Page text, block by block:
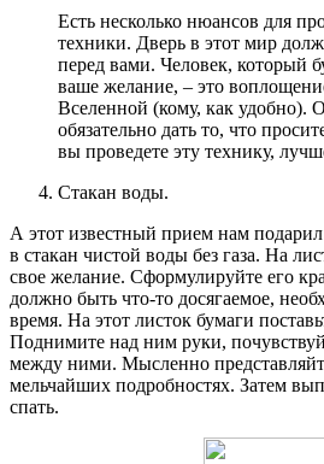
Есть несколько нюансов для
техники. Дверь в этот мир
перед вами. Человек, который
ваше желание, – это
Вселенной (кому, как удобно).
обязательно дать то, что
вы проведете эту технику,
Стакан воды.
А этот известный прием нам
в стакан чистой воды без газа. На
свое желание. Сформулируйте его
должно быть что-то досягаемое,
время. На этот листок бумаги
Поднимите над ним руки,
между ними. Мысленно
мельчайших подробностях. Затем
спать.